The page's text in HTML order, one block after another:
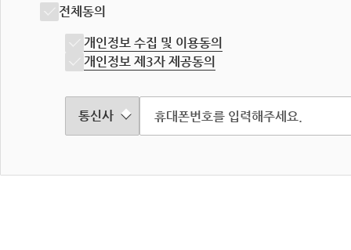
전체동의
개인정보 수집 및 이용동의
개인정보 제3자 제공동의